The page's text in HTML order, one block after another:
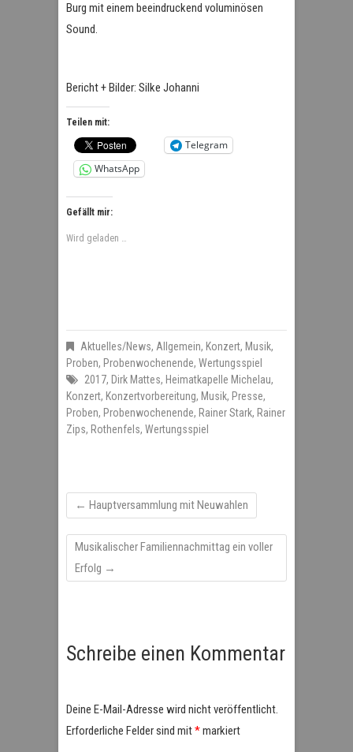
Burg mit einem beeindruckend voluminösen
Sound.
Bericht + Bilder: Silke Johanni
Teilen mit:
Telegram
WhatsApp
Gefällt mir:
Wird geladen …
Aktuelles/News, Allgemein, Konzert, Musik,
Proben, Probenwochenende, Wertungsspiel
2017, Dirk Mattes, Heimatkapelle Michelau,
Konzert, Konzertvorbereitung, Musik, Presse,
Proben, Probenwochenende, Rainer Stark, Rainer
Zips, Rothenfels, Wertungsspiel
← Hauptversammlung mit Neuwahlen
Musikalischer Familiennachmittag ein voller
Erfolg →
Schreibe einen Kommentar
Deine E-Mail-Adresse wird nicht veröffentlicht.
Erforderliche Felder sind mit*markiert